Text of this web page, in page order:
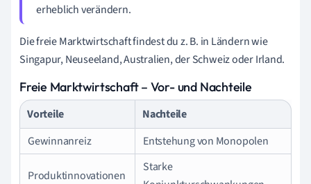
erheblich verändern.
Die freie Marktwirtschaft findest du z. B. in Ländern wie
Singapur, Neuseeland, Australien, der Schweiz oder Irland.
Freie Marktwirtschaft – Vor- und Nachteile
Vorteile
Nachteile
Gewinnanreiz
Entstehung von Monopolen
Produktinnovationen
Starke